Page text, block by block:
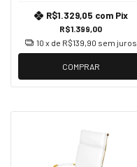
R$1.399,00
R$1.329,05 com Pix
10 x de R$139,90 sem juros
COMPRAR